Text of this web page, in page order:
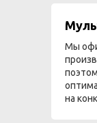
Мы
на